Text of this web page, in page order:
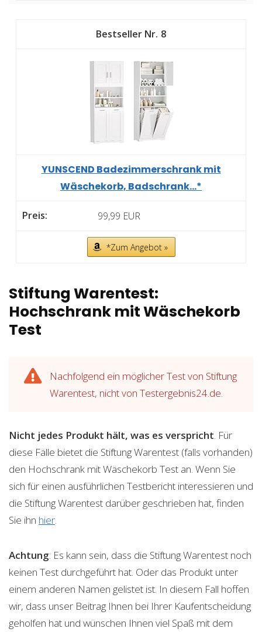
8
YUNSCEND Badezimmerschrank mit
Wäschekorb, Badschrank...*
99,99 EUR
*Zum Angebot »
Stiftung Warentest:
Hochschrank mit Wäschekorb
Test
Nachfolgend ein möglicher Test von Stiftung
Warentest, nicht von Testergebnis24.de.
Nicht jedes Produkt hält, was es verspricht. Für
diese Fälle bietet die Stiftung Warentest (falls vorhanden)
den Hochschrank mit Wäschekorb Test an. Wenn Sie
sich für einen ausführlichen Testbericht interessieren und
die Stiftung Warentest darüber geschrieben hat, finden
Sie ihn hier.
Achtung: Es kann sein, dass die Stiftung Warentest noch
keinen Test durchgeführt hat. Oder das Produkt unter
einem anderen Namen gelistet ist. In diesem Fall hoffen
wir, dass unser Beitrag Ihnen bei Ihrer Kaufentscheidung
geholfen hat und wünschen Ihnen viel Spaß mit dem